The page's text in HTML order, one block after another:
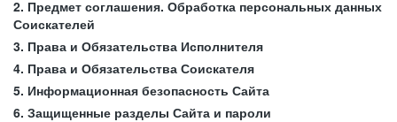
2. Предмет соглашения. Обработка персональных данных
Соискателей
3. Права и Обязательства Исполнителя
4. Права и Обязательства Соискателя
5. Информационная безопасность Сайта
6. Защищенные разделы Сайта и пароли